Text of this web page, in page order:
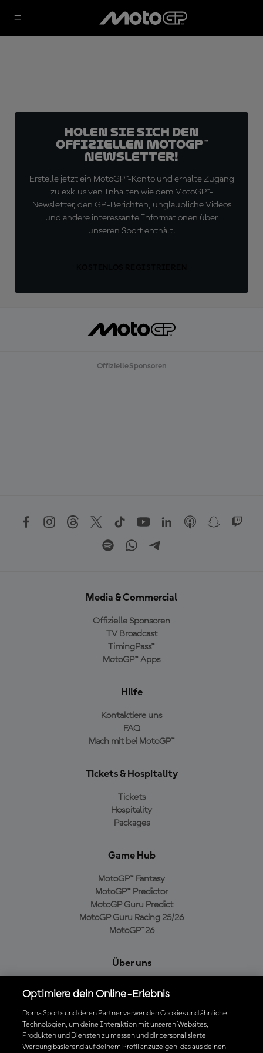
Holen Sie sich den
offiziellen MotoGP™
Newsletter!
Erstelle jetzt ein MotoGP™-Konto und erhalte Zugang
zu exklusiven Inhalten wie dem MotoGP™-
Newsletter, den GP-Berichten, unglaubliche Videos
und andere interessante Informationen über
unseren Sport enthält.
Offizielle Sponsoren
Media & Commercial
Offizielle Sponsoren
TV Broadcast
TimingPass™
MotoGP™ Apps
Hilfe
Kontaktiere uns
FAQ
Mach mit bei MotoGP™
Tickets & Hospitality
Tickets
Hospitality
Packages
Game Hub
MotoGP™ Fantasy
MotoGP™ Predictor
MotoGP Guru Predict
MotoGP Guru Racing 25/26
MotoGP™26
Über uns
Cookie-Richtlinien
Geschäftsbedingungen
Datenschutzrichtlinien
Kaufrichtlinie
Optimiere dein Online-Erlebnis
Dorna Sports und deren Partner verwenden Cookies und ähnliche
Technologien, um deine Interaktion mit unseren Websites,
Produkten und Diensten zu messen und dir personalisierte
Werbung basierend auf deinem Profil anzuzeigen, das aus deinen